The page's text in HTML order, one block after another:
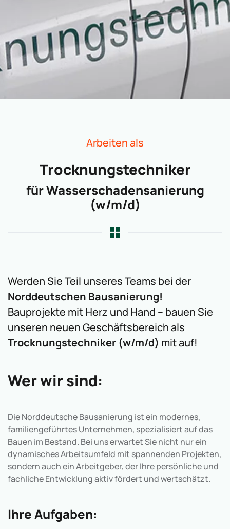
Arbeiten als
Trocknungstechniker
für Wasserschadensanierung
(w/m/d)
Werden Sie Teil unseres Teams bei der
Norddeutschen Bausanierung!
Bauprojekte mit Herz und Hand – bauen Sie
unseren neuen Geschäftsbereich als
Trocknungstechniker (w/m/d) mit auf!
Wer wir sind:
Die Norddeutsche Bausanierung ist ein modernes,
familiengeführtes Unternehmen, spezialisiert auf das
Bauen im Bestand. Bei uns erwartet Sie nicht nur ein
dynamisches Arbeitsumfeld mit spannenden Projekten,
sondern auch ein Arbeitgeber, der Ihre persönliche und
fachliche Entwicklung aktiv fördert und wertschätzt.
Ihre Aufgaben: